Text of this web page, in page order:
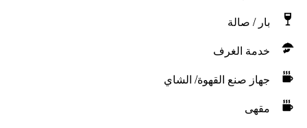
بار / صالة
خدمة الغرف
جهاز صنع القهوة/ الشاي
مقهى